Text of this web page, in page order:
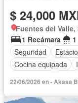
$ 24,000
Fuentes del Valle,
1 Recámara
Seguridad
Cocina equipada
22/06/2026 en - Akasa